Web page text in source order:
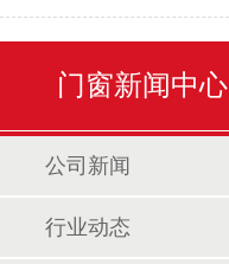
门窗新闻中心
公司新闻
行业动态